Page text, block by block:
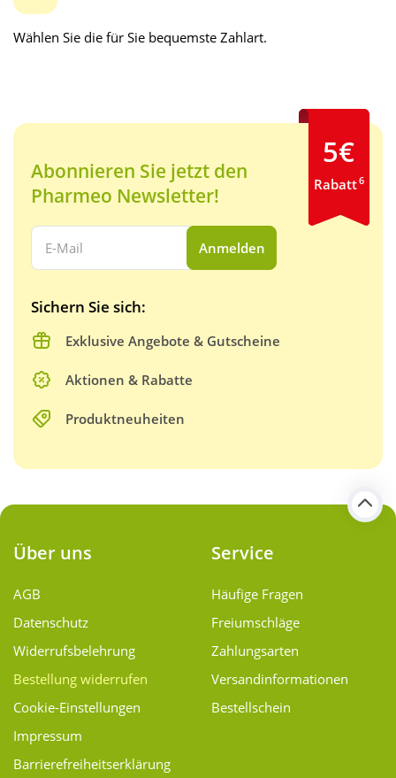
Wählen Sie die für Sie bequemste Zahlart.
Abonnieren Sie jetzt den
Pharmeo Newsletter!
Ihre E-Mail Adresse:
Anmelden
Sichern Sie sich:
Exklusive Angebote & Gutscheine
Aktionen & Rabatte
Produktneuheiten
5€
Rabatt6
Über uns
AGB
Datenschutz
Widerrufsbelehrung
Bestellung widerrufen
Cookie-Einstellungen
Impressum
Barrierefreiheitserklärung
Service
Häufige Fragen
Freiumschläge
Zahlungsarten
Versand­informationen
Bestellschein